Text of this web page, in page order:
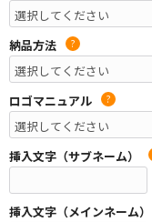
納品方法 ?
ロゴマニュアル ?
挿入文字（サブネーム）
挿入文字（メインネーム）